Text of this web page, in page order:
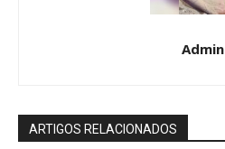
Admin
ARTIGOS RELACIONADOS